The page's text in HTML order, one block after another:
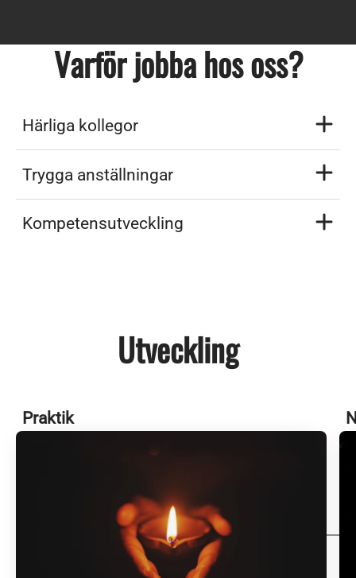
Varför jobba hos oss?
Härliga kollegor
Trygga anställningar
Kompetensutveckling
Utveckling
Praktik